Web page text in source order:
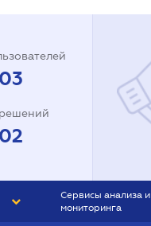
Сервисы анализа и
мониторинга